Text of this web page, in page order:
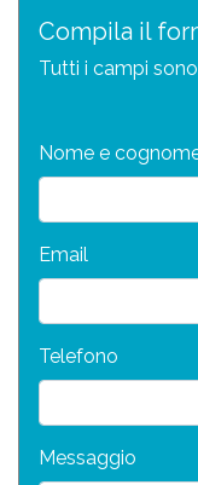
Compila il
Tutti i campi
Nome e
Email
Telefono
Messaggio